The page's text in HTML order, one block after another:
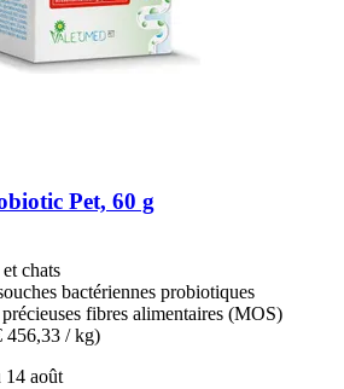
Pet, 60 g
chats
bactériennes probiotiques
fibres alimentaires (MOS)
456,33 / kg)
14 août